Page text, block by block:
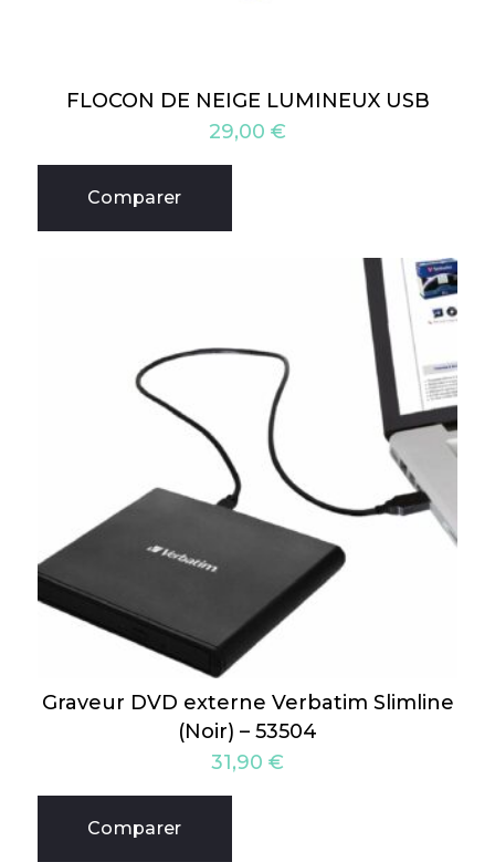
FLOCON DE NEIGE LUMINEUX USB
29,00 €
Comparer
Graveur DVD externe Verbatim Slimline
(Noir) – 53504
31,90 €
Comparer